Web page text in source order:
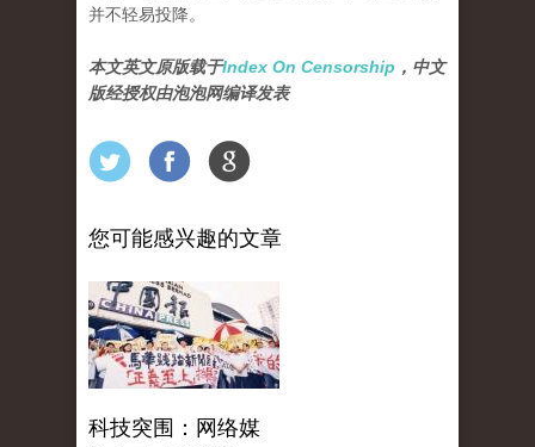
并不轻易投降。
本文英文原版载于Index On Censorship ，中文
版经授权由泡泡网编译发表
您可能感兴趣的文章
科技突围：网络媒